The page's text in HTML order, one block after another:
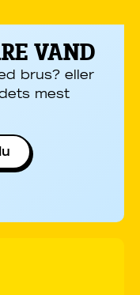
VAND
brus? eller
mest